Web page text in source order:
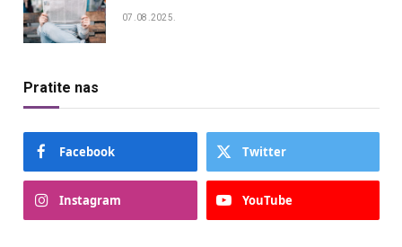
07.08.2025.
Pratite nas
Facebook Twitter
Instagram YouTube